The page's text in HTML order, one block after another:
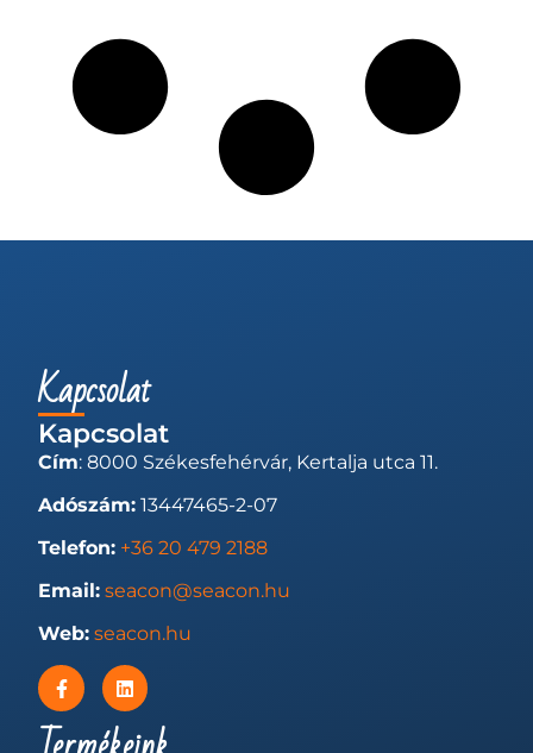
Kapcsolat
Kapcsolat
Cím: 8000 Székesfehérvár, Kertalja utca 11.
Adószám: 13447465-2-07
Telefon: +36 20 479 2188
Email: seacon@seacon.hu
Web: seacon.hu